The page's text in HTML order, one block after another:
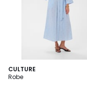
CULTURE
Robe
2
Couleurs